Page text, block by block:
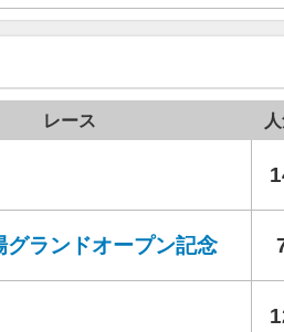
レース
グランドオープン記念